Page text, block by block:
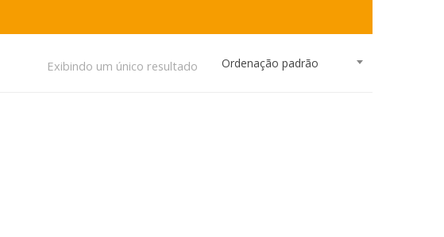
Ordenação padrão
Exibindo um único resultado